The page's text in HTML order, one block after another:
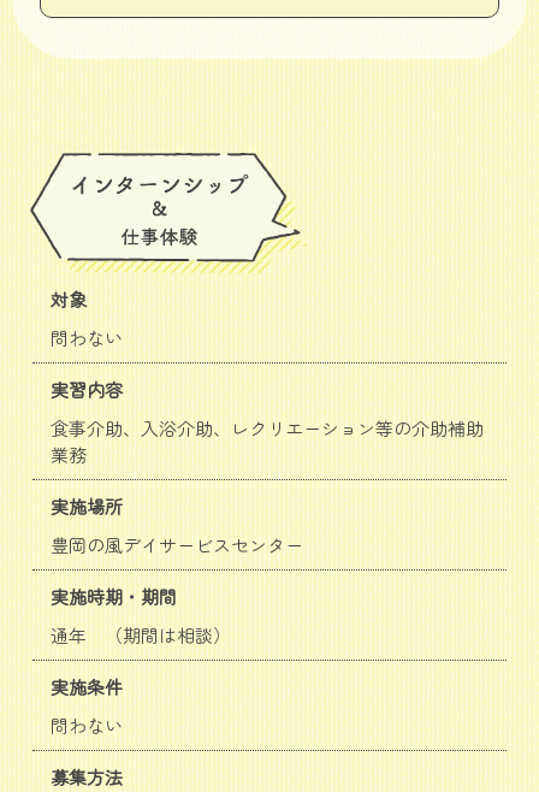
対象
問わない
実習内容
食事介助、入浴介助、レクリエーション等の介助補助
業務
実施場所
豊岡の風デイサービスセンター
実施時期・期間
通年 （期間は相談）
実施条件
問わない
募集方法